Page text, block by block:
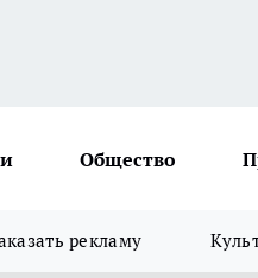
Общество
рекламу